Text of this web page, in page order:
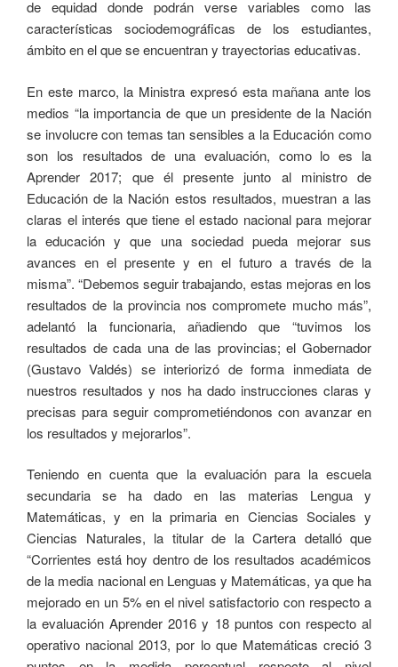
de equidad donde podrán verse variables como las
características sociodemográficas de los estudiantes,
ámbito en el que se encuentran y trayectorias educativas.
En este marco, la Ministra expresó esta mañana ante los
medios “la importancia de que un presidente de la Nación
se involucre con temas tan sensibles a la Educación como
son los resultados de una evaluación, como lo es la
Aprender 2017; que él presente junto al ministro de
Educación de la Nación estos resultados, muestran a las
claras el interés que tiene el estado nacional para mejorar
la educación y que una sociedad pueda mejorar sus
avances en el presente y en el futuro a través de la
misma”. “Debemos seguir trabajando, estas mejoras en los
resultados de la provincia nos compromete mucho más”,
adelantó la funcionaria, añadiendo que “tuvimos los
resultados de cada una de las provincias; el Gobernador
(Gustavo Valdés) se interiorizó de forma inmediata de
nuestros resultados y nos ha dado instrucciones claras y
precisas para seguir comprometiéndonos con avanzar en
los resultados y mejorarlos”.
Teniendo en cuenta que la evaluación para la escuela
secundaria se ha dado en las materias Lengua y
Matemáticas, y en la primaria en Ciencias Sociales y
Ciencias Naturales, la titular de la Cartera detalló que
“Corrientes está hoy dentro de los resultados académicos
de la media nacional en Lenguas y Matemáticas, ya que ha
mejorado en un 5% en el nivel satisfactorio con respecto a
la evaluación Aprender 2016 y 18 puntos con respecto al
operativo nacional 2013, por lo que Matemáticas creció 3